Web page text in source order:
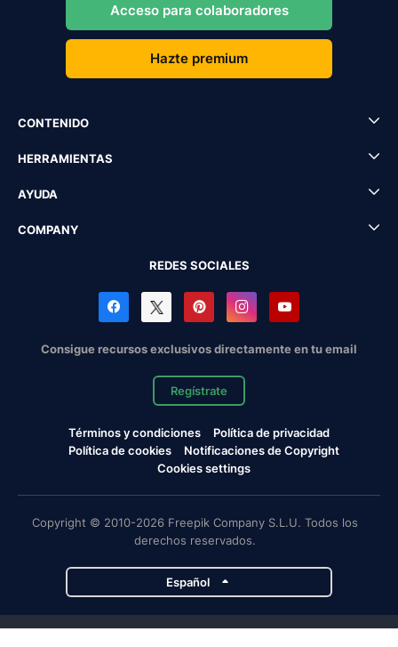
Acceso para colaboradores
Hazte premium
CONTENIDO
HERRAMIENTAS
AYUDA
COMPANY
REDES SOCIALES
Consigue recursos exclusivos directamente en tu email
Regístrate
Términos y condiciones
Política de privacidad
Política de cookies
Notificaciones de Copyright
Cookies settings
Copyright © 2010-2026 Freepik Company S.L.U. Todos los
derechos reservados.
Español